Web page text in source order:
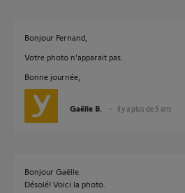
Bonjour Fernand,
Votre photo n'apparait pas.
Bonne journée,
Gaëlle B. il y a plus de 5 ans
Bonjour Gaëlle.
Désolé! Voici la photo.